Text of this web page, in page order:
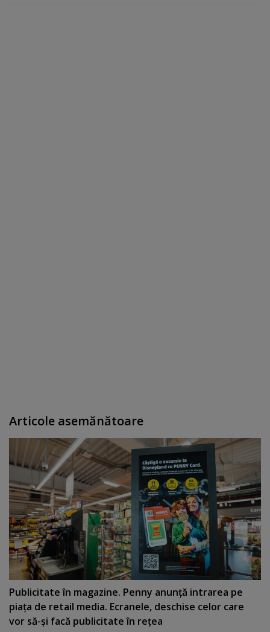
Articole asemănătoare
Publicitate în magazine. Penny anunţă intrarea pe
piaţa de retail media. Ecranele, deschise celor care
vor să-şi facă publicitate în reţea